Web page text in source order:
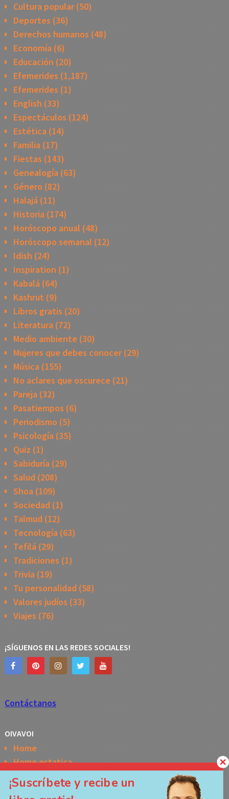
Cultura popular(50)
Deportes (36)
Derechos humanos (48)
Economía(6)
Educación (20)
Efemerides (1,187)
Efemerides (1)
English (33)
Espectáculos (124)
Estética(14)
Familia(17)
Fiestas (143)
Genealogía(63)
Género (82)
Halajá(11)
Historia(174)
Horóscopo anual (48)
Horóscopo semanal (12)
Idish (24)
Inspiration (1)
Kabalá(64)
Kashrut (9)
Libros gratis (20)
Literatura(72)
Medio ambiente (30)
Mujeres que debes conocer(29)
Música(155)
No aclares que oscurece (21)
Pareja(32)
Pasatiempos (6)
Periodismo (5)
Psicología(35)
Quiz (1)
Sabiduría(29)
Salud (208)
Shoa(109)
Sociedad(1)
Talmud (12)
Tecnología(63)
Tefilá(29)
Tradiciones (1)
Trivia(19)
Tu personalidad(58)
Valores judíos (33)
Viajes (76)
¡SÍGUENOS EN LAS REDES SOCIALES!
Contáctanos
OIVAVOI
Home
Home estatica
Horóscopo semanal de la Kabbalah
Memes
¡Suscríbete y recibe un